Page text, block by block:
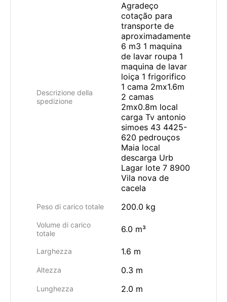
Descrizione della
spedizione
Agradeço
cotação para
transporte de
aproximadamente
6 m3 1 maquina
de lavar roupa 1
maquina de lavar
loiça 1 frigorifico
1 cama 2mx1.6m
2 camas
2mx0.8m local
carga Tv antonio
simoes 43 4425-
620 pedrouços
Maia local
descarga Urb
Lagar lote 7 8900
Vila nova de
cacela
Peso di carico totale 200.0 kg
Volume di carico
totale
6.0 m³
Larghezza 1.6 m
Altezza 0.3 m
Lunghezza 2.0 m